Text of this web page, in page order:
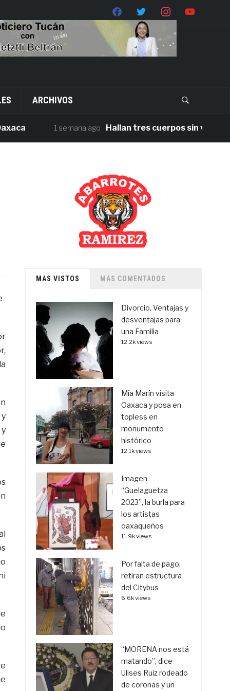
ARCHIVOS
1 semana ago Hallan tres cuerpos sin vida en la
MAS VISTOS MAS COMENTADOS
Divorcio. Ventajas y
desventajas para
una Familia
12.2k views
Mía Marín visita
Oaxaca y posa en
topless en
monumento
histórico
12.1k views
Imagen
“Guelaguetza
2023”, la burla para
los artistas
oaxaqueños
11.9k views
Por falta de pago,
retiran estructura
del Citybus
6.6k views
“MORENA nos está
matando”, dice
Ulises Ruiz rodeado
de coronas y un